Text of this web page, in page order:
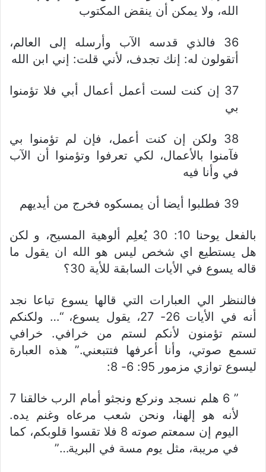
الله، ولا يمكن أن ينقض المكتوب
36 فالذي قدسه الآب وأرسله إلى العالم،
أتقولون له: إنك تجدف، لأني قلت: إني ابن الله
37 إن كنت لست أعمل أعمال أبي فلا تؤمنوا
بي
38 ولكن إن كنت أعمل، فإن لم تؤمنوا بي
فآمنوا بالأعمال، لكي تعرفوا وتؤمنوا أن الآب
في وأنا فيه
39 فطلبوا أيضا أن يمسكوه فخرج من أيديهم
بالفعل يوحنا 10: 30 يُعلِم ألوهية المسيح، و لكن
هل يستطيع اي شخص ليس هو الله ان يقول ما
قاله يسوع في الأيات السابقة للأية 30؟
فالننظر الي العبارات التي قالها يسوع تباعا نجد
أنه
في الأيات 26- 27، يقول يسوع، “… ولكنكم
لستم تؤمنون لأنكم لستم من خرافي. خرافي
تسمع صوتي، وأنا أعرفها فتتبعني.” هذه العبارة
ليسوع توازي مزمور 95: 6- 8:
” 6 هلم نسجد ونركع ونجثو أمام الرب خالقنا
7
لأنه هو إلهنا، ونحن شعب مرعاه وغنم يده.
اليوم إن سمعتم صوته
8 فلا تقسوا قلوبكم، كما
في مريبة، مثل يوم مسة في البرية…”